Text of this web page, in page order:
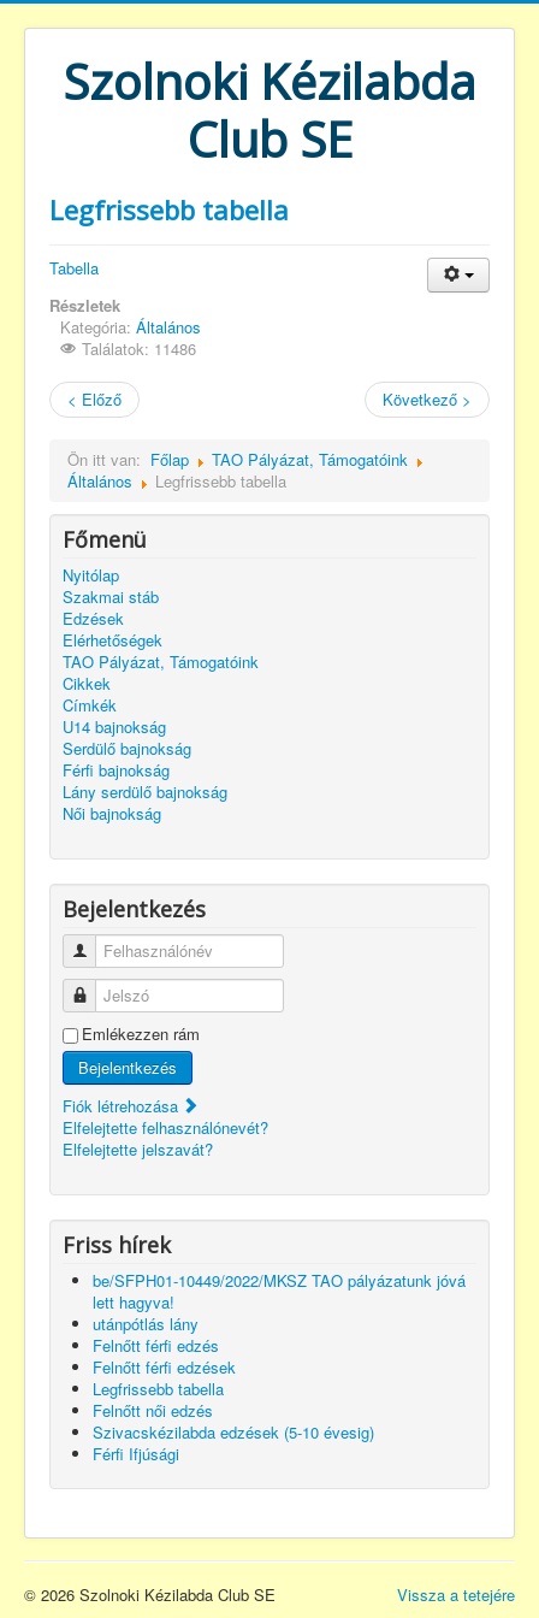
Szolnoki Kézilabda
Club SE
Legfrissebb tabella
Tabella
Részletek
Kategória: Általános
Találatok: 11486
< Előző Következő >
Ön itt van: Főlap
TAO Pályázat, Támogatóink
Általános
Legfrissebb tabella
Főmenü
Nyitólap
Szakmai stáb
Edzések
Elérhetőségek
TAO Pályázat, Támogatóink
Cikkek
Címkék
U14 bajnokság
Serdülő bajnokság
Férfi bajnokság
Lány serdülő bajnokság
Női bajnokság
Bejelentkezés
Felhasználónév
Jelszó
Emlékezzen rám
Bejelentkezés
Fiók létrehozása
Elfelejtette felhasználónevét?
Elfelejtette jelszavát?
Friss hírek
be/SFPH01-10449/2022/MKSZ TAO pályázatunk jóvá
lett hagyva!
utánpótlás lány
Felnőtt férfi edzés
Felnőtt férfi edzések
Legfrissebb tabella
Felnőtt női edzés
Szivacskézilabda edzések (5-10 évesig)
Férfi Ifjúsági
Vissza a tetejére
© 2026 Szolnoki Kézilabda Club SE